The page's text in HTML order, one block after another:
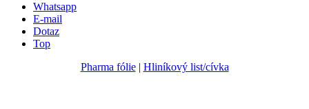
Whatsapp
E-mail
Dotaz
Top
Pharma fólie| Hliníkový list/cívka